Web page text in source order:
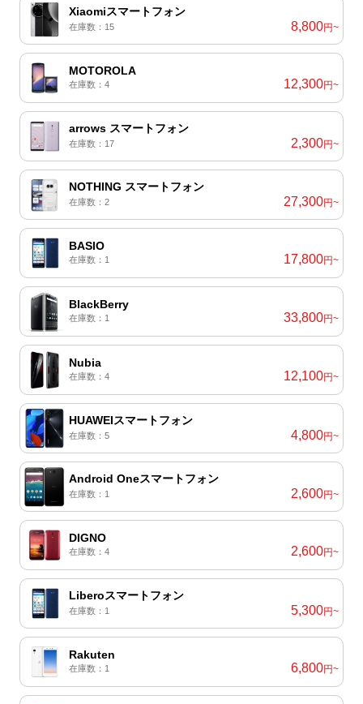
Xiaomiスマートフォン
在庫数：15 8,800円~
MOTOROLA
在庫数：4 12,300円~
arrows スマートフォン
在庫数：17 2,300円~
NOTHING スマートフォン
在庫数：2 27,300円~
BASIO
在庫数：1 17,800円~
BlackBerry
在庫数：1 33,800円~
Nubia
在庫数：4 12,100円~
HUAWEIスマートフォン
在庫数：5 4,800円~
Android Oneスマートフォン
在庫数：1 2,600円~
DIGNO
在庫数：4 2,600円~
Liberoスマートフォン
在庫数：1 5,300円~
Rakuten
在庫数：1 6,800円~